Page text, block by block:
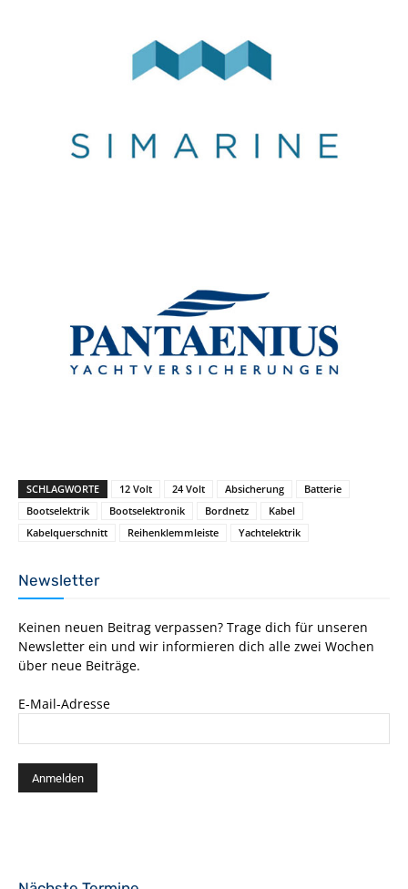
SCHLAGWORTE 12 Volt 24 Volt Absicherung
Batterie
Bootselektrik
Bootselektronik Bordnetz
Kabel
Kabelquerschnitt
Reihenklemmleiste Yachtelektrik
Newsletter
Keinen neuen Beitrag verpassen? Trage dich für unseren
Newsletter ein und wir informieren dich alle zwei Wochen
über neue Beiträge.
E-Mail-Adresse